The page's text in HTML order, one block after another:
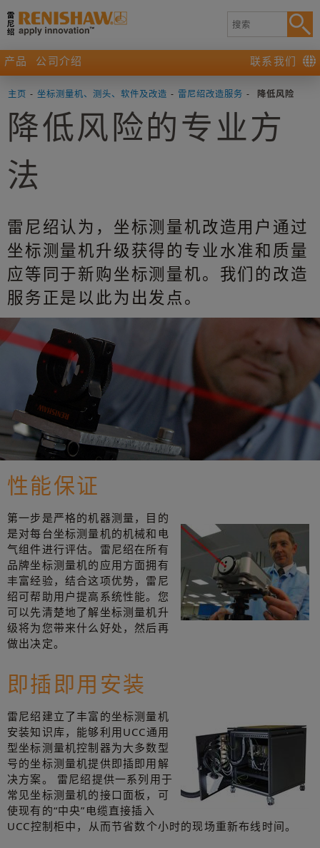
产品 公司介绍 联系我们
主页 - 坐标测量机、测头、软件及改造 - 雷尼绍改造服务 - 降低风险
降低风险的专业方
法
雷尼绍认为，坐标测量机改造用户通过
坐标测量机升级获得的专业水准和质量
应等同于新购坐标测量机。我们的改造
服务正是以此为出发点。
性能保证
第一步是严格的机器测量，目的
是对每台坐标测量机的机械和电
气组件进行评估。雷尼绍在所有
品牌坐标测量机的应用方面拥有
丰富经验，结合这项优势，雷尼
绍可帮助用户提高系统性能。您
可以先清楚地了解坐标测量机升
级将为您带来什么好处，然后再
做出决定。
即插即用安装
雷尼绍建立了丰富的坐标测量机
安装知识库，能够利用UCC通用
型坐标测量机控制器为大多数型
号的坐标测量机提供即插即用解
决方案。 雷尼绍提供一系列用于
常见坐标测量机的接口面板，可
使现有的“中央”电缆直接插入
UCC控制柜中，从而节省数个小时的现场重新布线时间。